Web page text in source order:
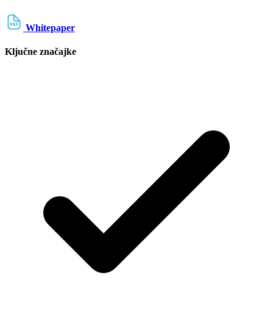
Whitepaper
Ključne značajke